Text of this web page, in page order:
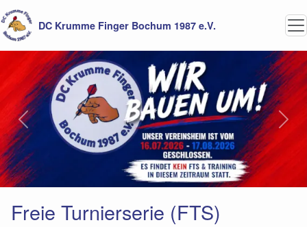
DC Krumme Finger Bochum 1987 e.V.
Previous Next
Freie Turnierserie (FTS)